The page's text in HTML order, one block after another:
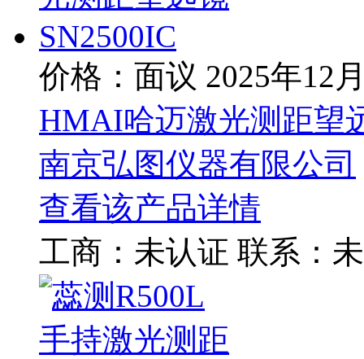
价格：面议 2025年12
HMAI哈迈激光测距望
南京弘图仪器有限公司
查看该产品详情
工商： 未认证 联系：